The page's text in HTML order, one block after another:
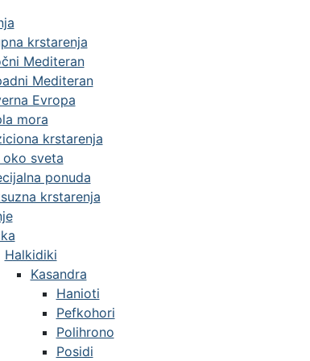
krstarenja
Mediteran
Mediteran
Evropa
mora
krstarenja
oko sveta
ponuda
krstarenja
Halkidiki
Kasandra
Hanioti
Pefkohori
Polihrono
Posidi